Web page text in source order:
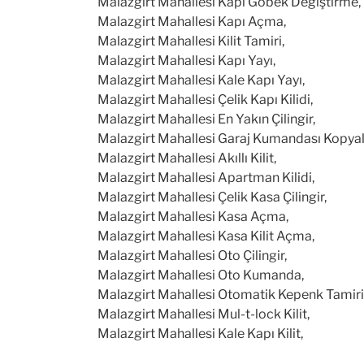
Malazgirt Mahallesi Kapı Açma,
Malazgirt Mahallesi Kilit Tamiri,
Malazgirt Mahallesi Kapı Yayı,
Malazgirt Mahallesi Kale Kapı Yayı,
Malazgirt Mahallesi Çelik Kapı Kilidi,
Malazgirt Mahallesi En Yakın Çilingir,
Malazgirt Mahallesi Garaj Kumandası
Malazgirt Mahallesi Akıllı Kilit,
Malazgirt Mahallesi Apartman Kilidi,
Malazgirt Mahallesi Çelik Kasa Çilingir,
Malazgirt Mahallesi Kasa Açma,
Malazgirt Mahallesi Kasa Kilit Açma,
Malazgirt Mahallesi Oto Çilingir,
Malazgirt Mahallesi Oto Kumanda,
Malazgirt Mahallesi Otomatik Kepenk
Malazgirt Mahallesi Mul-t-lock Kilit,
Malazgirt Mahallesi Kale Kapı Kilit,